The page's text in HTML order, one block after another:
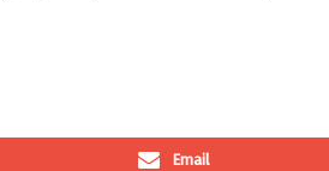
Email